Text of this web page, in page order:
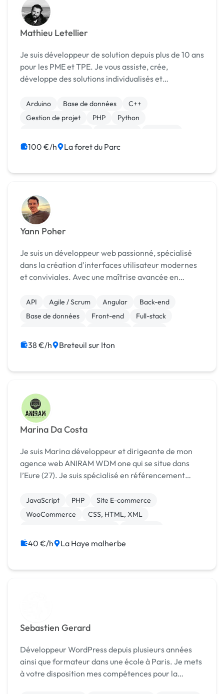
Mathieu Letellier
Je suis développeur de solution depuis plus de 10 ans
pour les PME et TPE. Je vous assiste, crée,
développe des solutions individualisés et
de Base De Données; Conception de logiciel.
Développe...
Arduino Base de données
C++
Gestion de projet
PHP
Python
CAO
100 €/h La foret du Parc
Yann Poher
Je suis un développeur web passionné, spécialisé
dans la création d'interfaces utilisateur modernes
et conviviales. Avec une maîtrise avancée en
pour concevoir des sites web esthétiques et
fonctionnels...
API Agile / Scrum Angular
Back-end
Base de données
Front-end
Full-stack
38 €/h Breteuil sur Iton
Marina Da Costa
Je suis Marina développeur et dirigeante de mon
agence web ANIRAM WDM one qui se situe dans
l’Eure (27). Je suis spécialisé en référencement
Je vous vous propose une solution clé en main à la
hau...
JavaScript PHP
Site E-commerce
WooCommerce
CSS, HTML, XML
WordPress
Charte graphique
40 €/h La Haye malherbe
Sebastien Gerard
Développeur WordPress depuis plusieurs années
ainsi que formateur dans une école à Paris. Je mets
à votre disposition mes compétences pour la